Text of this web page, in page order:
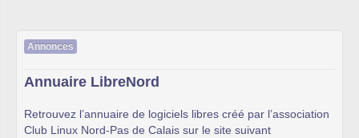
Annonces
Annuaire LibreNord
Retrouvez l’annuaire de logiciels libres créé par l’association
Club Linux Nord-Pas de Calais sur le site suivant